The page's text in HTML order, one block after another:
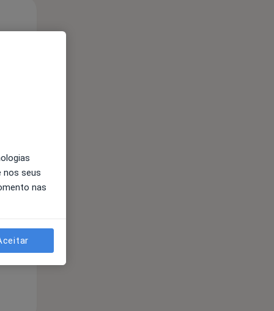
nos seus
nas